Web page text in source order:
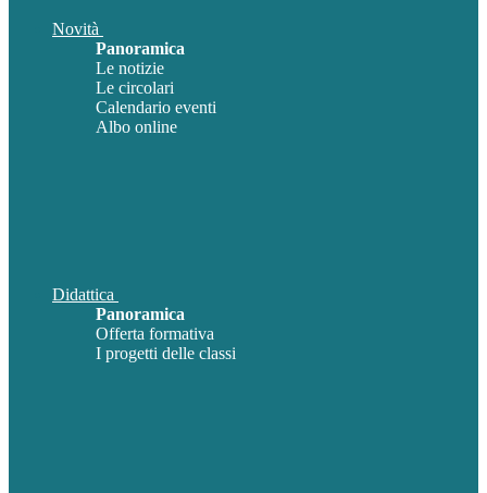
Novità
Panoramica
Le notizie
Le circolari
Calendario eventi
Albo online
Didattica
Panoramica
Offerta formativa
I progetti delle classi